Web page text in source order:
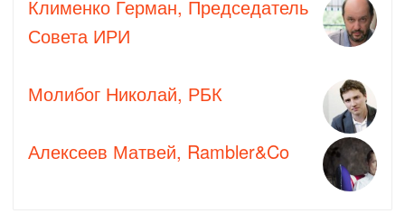
Клименко Герман, Председатель
Совета ИРИ
Молибог Николай, РБК
Алексеев Матвей, Rambler&Co